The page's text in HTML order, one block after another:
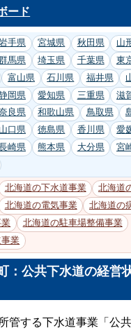
ード
手県 宮城県 秋田県 山
馬県 埼玉県 千葉県
東
富山県 石川県 福井県
岡県 愛知県 三重県 滋
良県 和歌山県 鳥取県
山口県 徳島県 香川県 愛
崎県 熊本県 大分県
宮
北海道の下水道事業
北海道
北海道の電気事業
北海道の
北海道の駐車場整備事業
業
：公共下水道の経営
管する下水道事業「公